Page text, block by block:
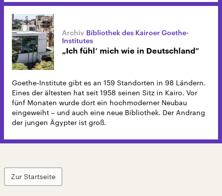
Bibliothek des Kairoer Goethe-
Institutes
„Ich fühl‘ mich wie in Deutschland”
Goethe-Institute gibt es an 159 Standorten in 98 Ländern.
Eines der ältesten hat seit 1958 seinen Sitz in Kairo. Vor
fünf Monaten wurde dort ein hochmoderner Neubau
eingeweiht – und auch eine neue Bibliothek. Der Andrang
der jungen Ägypter ist groß.
Zur Startseite